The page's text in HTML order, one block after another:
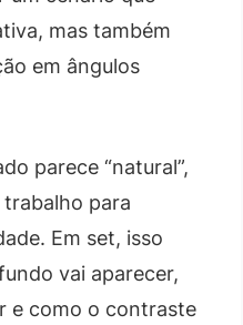
mas também
em ângulos
parece “natural”,
para
Em set, isso
vai aparecer,
e como o contraste